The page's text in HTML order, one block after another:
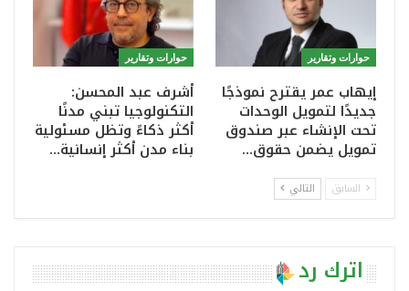
حوارات وتقارير
إيهاب عمر يقترح نموذجًا
جديدًا لتمويل الوحدات
تحت الإنشاء عبر صندوق
تمويل يضمن حقوق…
حوارات وتقارير
أشرف عبد المحسن:
التكنولوجيا تبني مدنًا
أكثر ذكاءً وتظل مسئولية
بناء مدن أكثر إنسانية…
السابق التالي
اترك رد